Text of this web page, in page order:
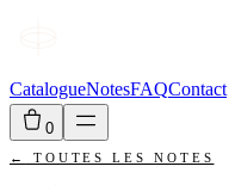
CatalogueNotesFAQContact
0
← TOUTES LES NOTES